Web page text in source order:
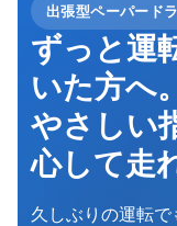
出張型ペーパード
ずっと運
いた方へ。
やさしい
心して走
久しぶりの運転